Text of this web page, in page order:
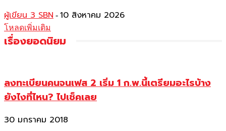
ผู้เขียน 3 SBN - 10 สิงหาคม 2026
โหลดเพิ่มเติม
เรื่องยอดนิยม
ลงทะเบียนคนจนเฟส 2 เริ่ม 1 ก.พ.นี้เตรียมอะไรบ้าง
ยังไงที่ไหน? ไปเช็คเลย
30 มกราคม 2018